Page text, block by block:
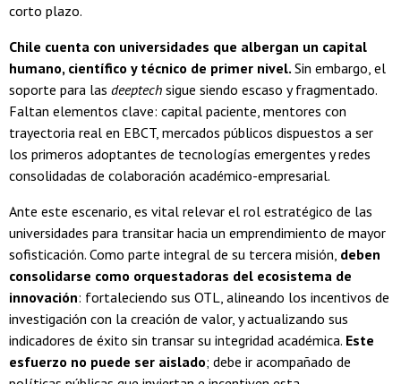
corto plazo.
Chile cuenta con universidades que albergan un capital
humano, científico y técnico de primer nivel. Sin embargo, el
soporte para las deeptech sigue siendo escaso y fragmentado.
Faltan elementos clave: capital paciente, mentores con
trayectoria real en EBCT, mercados públicos dispuestos a ser
los primeros adoptantes de tecnologías emergentes y redes
consolidadas de colaboración académico-empresarial.
Ante este escenario, es vital relevar el rol estratégico de las
universidades para transitar hacia un emprendimiento de mayor
sofisticación. Como parte integral de su tercera misión, deben
consolidarse como orquestadoras del ecosistema de
innovación: fortaleciendo sus OTL, alineando los incentivos de
investigación con la creación de valor, y actualizando sus
indicadores de éxito sin transar su integridad académica. Este
esfuerzo no puede ser aislado; debe ir acompañado de